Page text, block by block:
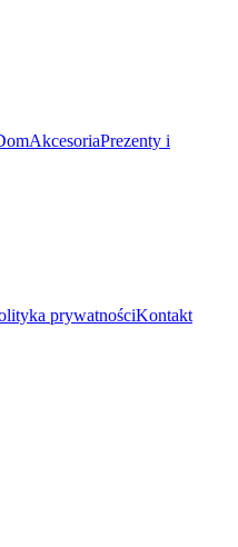
AkcesoriaPrezenty i
prywatnościKontakt